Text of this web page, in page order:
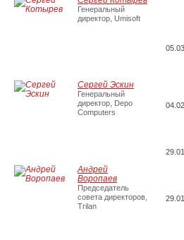
Генеральный
директор, Umisoft
Сергей Эскин
Генеральный
директор, Depo
Computers
Андрей
Воропаев
Председатель
совета директоров,
Trilan